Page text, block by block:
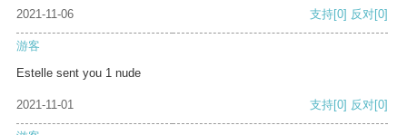
2021-11-06 支持[0] 反对[0]
游客
Estelle sent you 1 nude
2021-11-01 支持[0] 反对[0]